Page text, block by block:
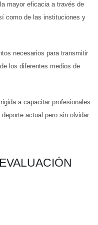
mayor eficacia a través de
como de las instituciones y
necesarios para transmitir
los diferentes medios de
a capacitar profesionales
actual pero sin olvidar